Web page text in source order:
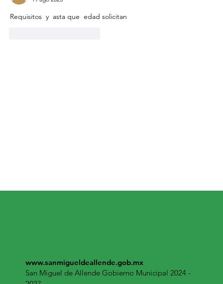
Requisitos  y  asta que  edad solicitan
www.sanmigueldeallende.gob.mx
San Miguel de Allende Gobierno Municipal 2024 -